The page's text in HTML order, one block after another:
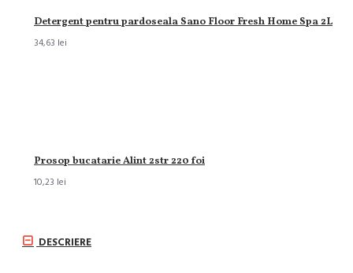
Detergent pentru pardoseala Sano Floor Fresh Home Spa 2L
34,63 lei
Prosop bucatarie Alint 2str 220 foi
10,23 lei
DESCRIERE